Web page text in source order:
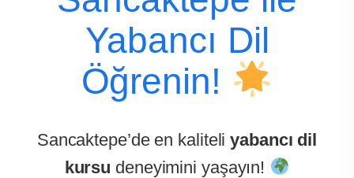
Yabancı Dil
Öğrenin!
Sancaktepe’de en kaliteliyabancı dil
kursu deneyimini yaşayın!